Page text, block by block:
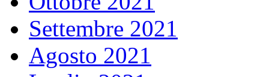
Settembre 2021
Agosto 2021